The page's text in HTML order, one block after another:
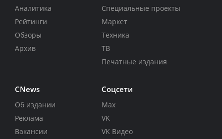
Аналитика
Рейтинги
Обзоры
Архив
Специальные проекты
Маркет
Техника
ТВ
Печатные издания
CNews
Об издании
Реклама
Вакансии
Соцсети
Max
VK
VK Видео